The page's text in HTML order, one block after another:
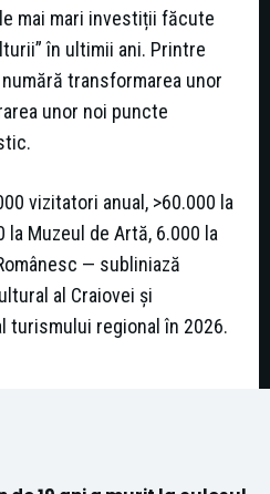
mai mari investiții făcute
în ultimii ani. Printre
transformarea unor
unor noi puncte
vizitatori anual, >60.000 la
Muzeul de Artă, 6.000 la
— subliniază
al Craiovei și
turismului regional în 2026.